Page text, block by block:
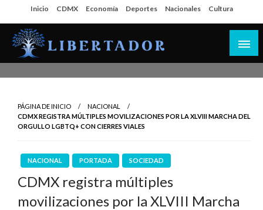
al
contenido
Inicio CDMX Economía Deportes Nacionales Cultura
PÁGINA DE INICIO
NACIONAL
CDMX REGISTRA MÚLTIPLES MOVILIZACIONES POR LA XLVIII MARCHA DEL
ORGULLO LGBTQ+ CON CIERRES VIALES
NACIONAL PORTADA SOCIEDAD
CDMX registra múltiples
movilizaciones por la XLVIII Marcha